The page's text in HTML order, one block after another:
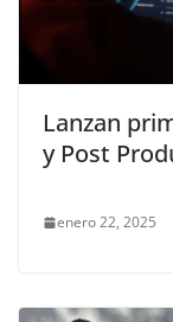
Lanzan
y Post
enero 22, 2025